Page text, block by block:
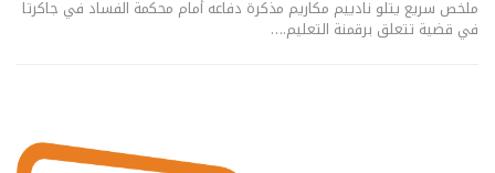
ملخص سريع يتلو نادييم مكاريم مذكرة دفاعه أمام محكمة الفساد في جاكرتا
في قضية تتعلق برقمنة التعليم.…